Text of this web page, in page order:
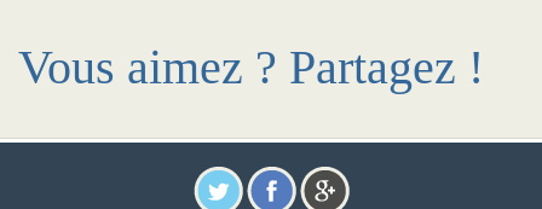
Vous aimez ? Partagez !